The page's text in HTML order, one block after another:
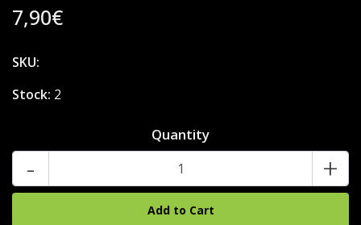
7,90€
SKU:
Stock: 2
Quantity
- +